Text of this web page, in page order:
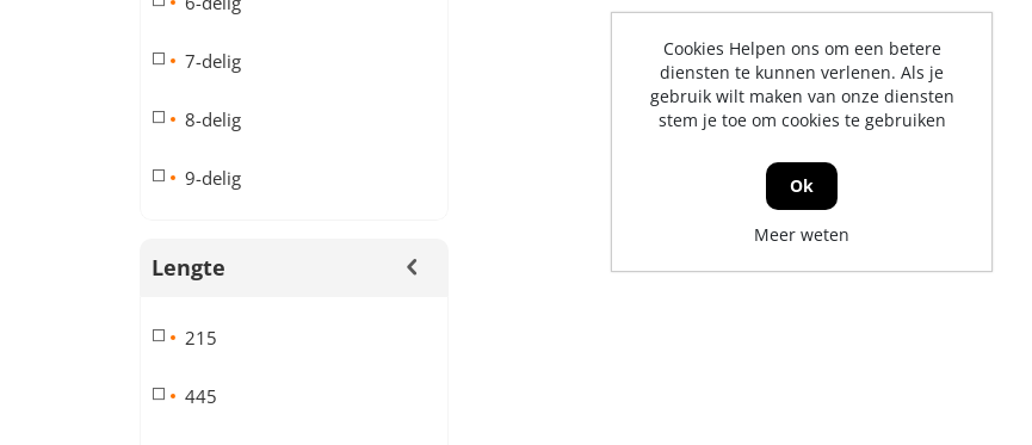
7-delig
8-delig
9-delig
Lengte
215
445
Cookies Helpen ons om een betere
diensten te kunnen verlenen. Als je
gebruik wilt maken van onze diensten
stem je toe om cookies te gebruiken
Ok
Meer weten